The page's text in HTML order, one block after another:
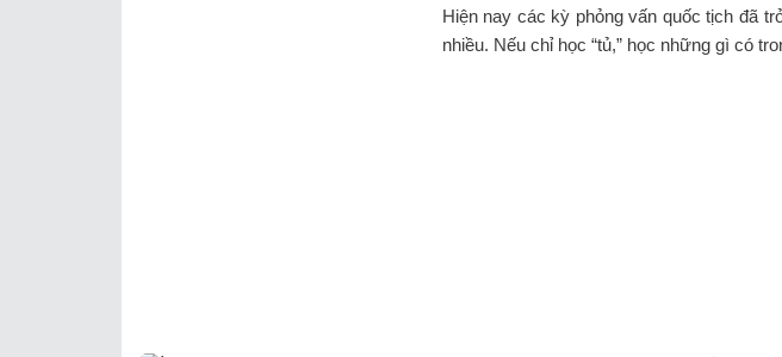
Hiện nay các kỳ phỏng vấn quốc tịch đã
nhiều. Nếu chỉ học “tủ,” học những gì có